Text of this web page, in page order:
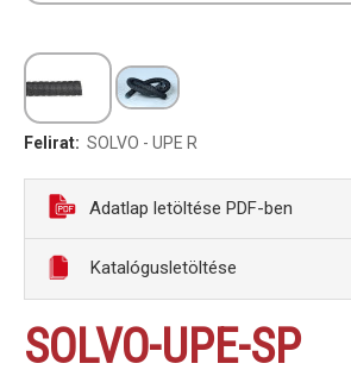
Felirat: SOLVO - UPE R
Adatlap letöltése PDF-ben
Katalógusletöltése
SOLVO-UPE-SP